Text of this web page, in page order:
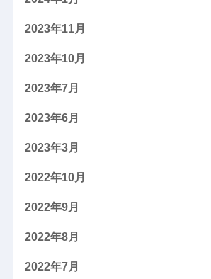
2023年11月
2023年10月
2023年7月
2023年6月
2023年3月
2022年10月
2022年9月
2022年8月
2022年7月